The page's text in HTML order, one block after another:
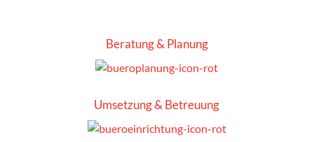
Beratung & Planung
Umsetzung & Betreuung